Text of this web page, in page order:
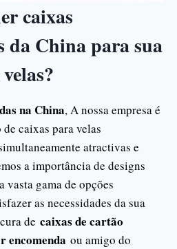
caixas
da China para sua
na China, A nossa empresa é
caixas para velas
atractivas e
a importância de designs
vasta gama de opções
as necessidades da sua
de caixas de cartão
encomenda ou amigo do